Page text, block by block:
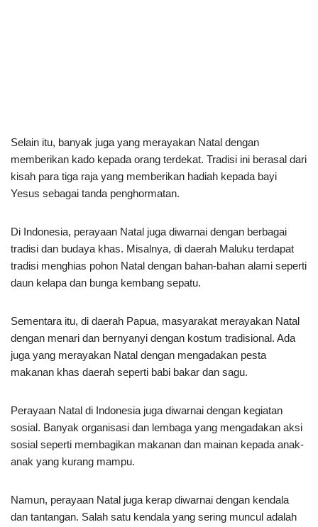
Selain itu, banyak juga yang merayakan Natal dengan
memberikan kado kepada orang terdekat. Tradisi ini berasal dari
kisah para tiga raja yang memberikan hadiah kepada bayi
Yesus sebagai tanda penghormatan.
Di Indonesia, perayaan Natal juga diwarnai dengan berbagai
tradisi dan budaya khas. Misalnya, di daerah Maluku terdapat
tradisi menghias pohon Natal dengan bahan-bahan alami seperti
daun kelapa dan bunga kembang sepatu.
Sementara itu, di daerah Papua, masyarakat merayakan Natal
dengan menari dan bernyanyi dengan kostum tradisional. Ada
juga yang merayakan Natal dengan mengadakan pesta
makanan khas daerah seperti babi bakar dan sagu.
Perayaan Natal di Indonesia juga diwarnai dengan kegiatan
sosial. Banyak organisasi dan lembaga yang mengadakan aksi
sosial seperti membagikan makanan dan mainan kepada anak-
anak yang kurang mampu.
Namun, perayaan Natal juga kerap diwarnai dengan kendala
dan tantangan. Salah satu kendala yang sering muncul adalah